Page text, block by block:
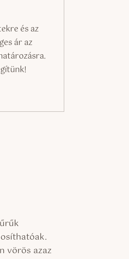
és az
ár az
vörös azaz